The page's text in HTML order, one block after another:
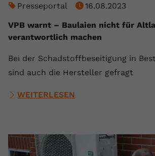
Presseportal
16.08.2023
VPB warnt – Baulaien nicht für
verantwortlich machen
Bei der Schadstoffbeseitigung in
sind auch die Hersteller gefragt
WEITERLESEN